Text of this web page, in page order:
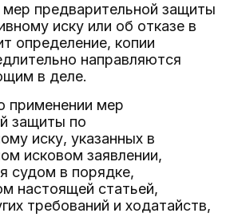
предварительной защиты
иску или об отказе в
определение, копии
направляются
в деле.
применении мер
защиты по
иску, указанных в
исковом заявлении,
судом в порядке,
настоящей статьей,
требований и ходатайств,